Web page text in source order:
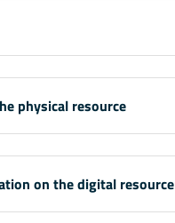
physical resource
on the digital resource